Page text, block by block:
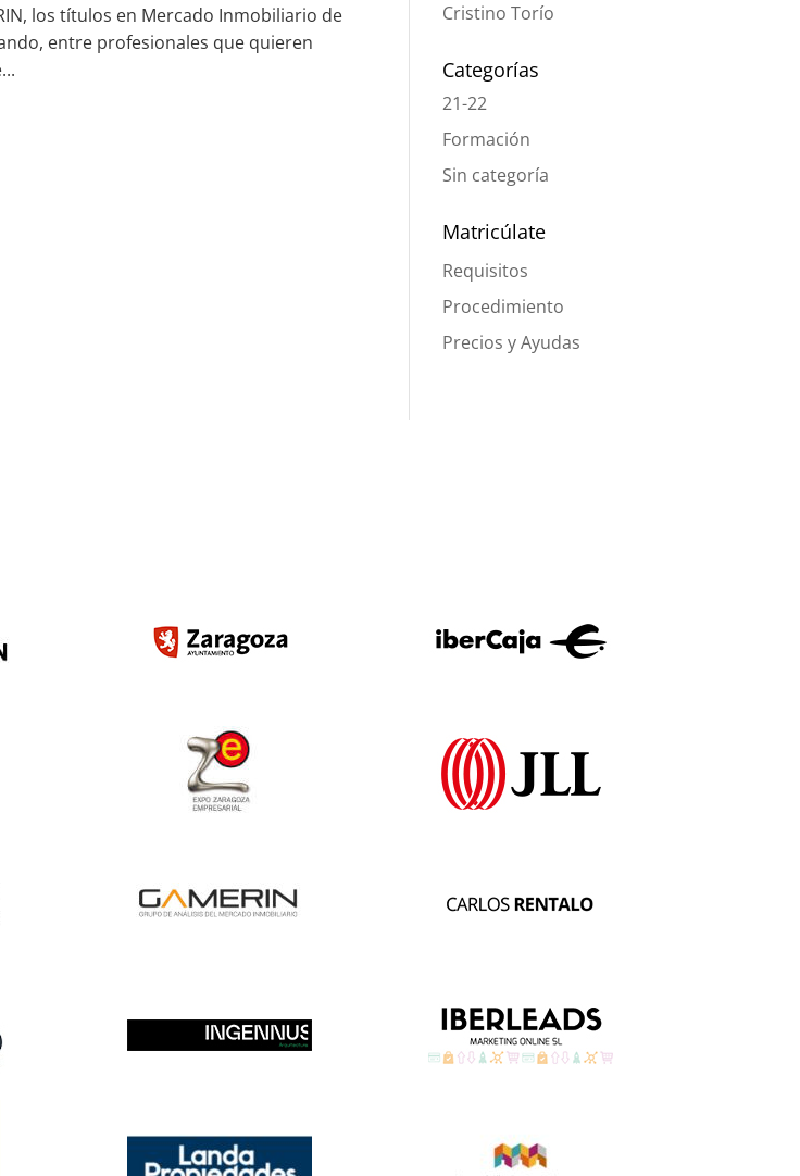
los títulos en Mercado Inmobiliario de
entre profesionales que quieren
Cristino Torío
Categorías
21-22
Formación
Sin categoría
Matricúlate
Requisitos
Procedimiento
Precios y Ayudas